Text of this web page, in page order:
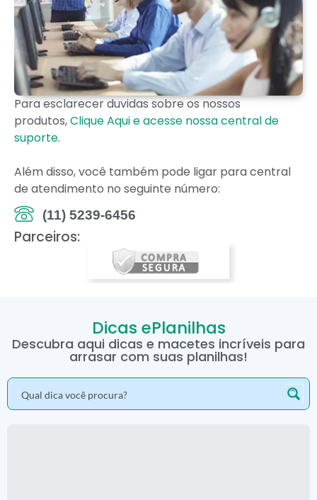
Para esclarecer duvidas sobre os nossos
produtos,Clique Aqui e acesse nossa central de
suporte.
Além disso, você também pode ligar para central
de atendimento no seguinte número:
(11) 5239-6456
Parceiros:
Dicas ePlanilhas
Descubra aqui dicas e macetes incríveis para
arrasar com suas planilhas!